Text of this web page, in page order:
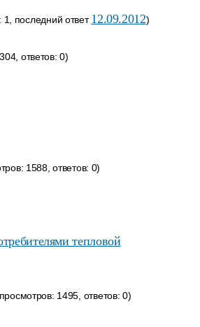
1, последний ответ12.09.2012)
ответов: 0)
1588, ответов: 0)
тепловой
1495, ответов: 0)